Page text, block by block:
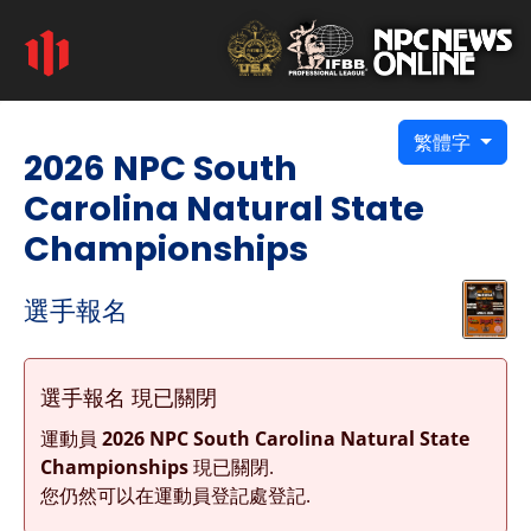
繁體字
2026 NPC South
Carolina Natural State
Championships
選手報名
選手報名 現已關閉
運動員 2026 NPC South Carolina Natural State
Championships現已關閉.
您仍然可以在運動員登記處登記.